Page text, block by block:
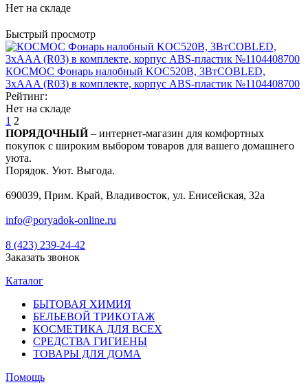
Нет на складе
Быстрый просмотр
КОСМОС Фонарь налобный KOC520B, 3ВтCOBLED,
3xAAA (R03) в комплекте, корпус ABS-пластик №1104408700
Рейтинг:
Нет на складе
1 2
ПОРЯДОЧНЫЙ– интернет-магазин для комфортных
покупок с широким выбором товаров для вашего домашнего
уюта.
Порядок. Уют. Выгода.
690039, Прим. Край, Владивосток, ул. Енисейская, 32а
info@poryadok-online.ru
8 (423) 239-24-42
Заказать звонок
Каталог
БЫТОВАЯ ХИМИЯ
БЕЛЬЕВОЙ ТРИКОТАЖ
КОСМЕТИКА ДЛЯ ВСЕХ
СРЕДСТВА ГИГИЕНЫ
ТОВАРЫ ДЛЯ ДОМА
Помощь